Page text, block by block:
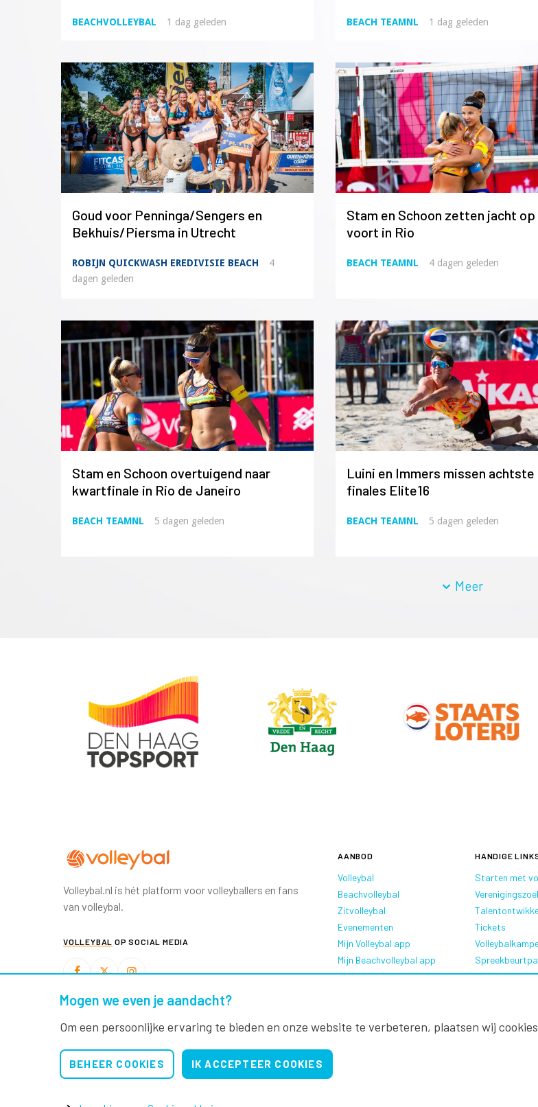
BEACHVOLLEYBAL 1 dag geleden BEACH TEAMNL 1 dag geleden
Goud voor Penninga/Sengers en
Bekhuis/Piersma in Utrecht
ROBIJN QUICKWASH EREDIVISIE BEACH
4
dagen geleden
Stam en Schoon zetten jacht op
voort in Rio
BEACH TEAMNL 4 dagen geleden
Stam en Schoon overtuigend naar
kwartfinale in Rio de Janeiro
BEACH TEAMNL 5 dagen geleden
Luini en Immers missen achtste
finales Elite16
BEACH TEAMNL 5 dagen geleden
Meer
Volleybal.nl is hét platform voor volleyballers en fans
van volleybal.
VOLLEYBAL OP SOCIAL MEDIA
AANBOD
Volleybal
Beachvolleybal
Zitvolleybal
Evenementen
Mijn Volleybal app
Mijn Beachvolleybal app
HANDIGE
Starten met
Tickets
Oranje
Mogen we even je aandacht?
Om een persoonlijke ervaring te bieden en onze website te verbeteren, plaatsen wij
BEHEER COOKIES IK ACCEPTEER COOKIES